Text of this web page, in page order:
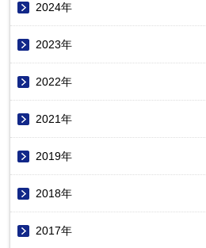
2024年
2023年
2022年
2021年
2019年
2018年
2017年